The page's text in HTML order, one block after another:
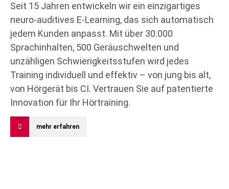
Seit 15 Jahren entwickeln wir ein einzigartiges
neuro-auditives E-Learning, das sich automatisch
jedem Kunden anpasst. Mit über 30.000
Sprachinhalten, 500 Geräuschwelten und
unzähligen Schwierigkeitsstufen wird jedes
Training individuell und effektiv – von jung bis alt,
von Hörgerät bis CI. Vertrauen Sie auf patentierte
Innovation für Ihr Hörtraining.
mehr erfahren